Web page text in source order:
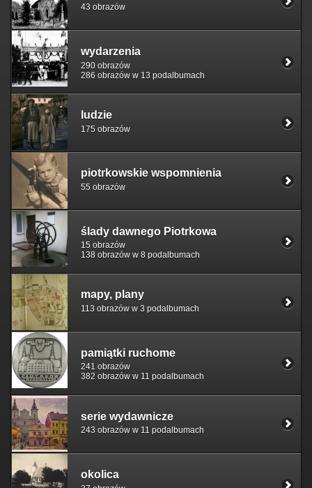
43 obrazów
wydarzenia
290 obrazów
286 obrazów w 13 podalbumach
ludzie
175 obrazów
piotrkowskie wspomnienia
55 obrazów
ślady dawnego Piotrkowa
15 obrazów
138 obrazów w 8 podalbumach
mapy, plany
113 obrazów w 3 podalbumach
pamiątki ruchome
241 obrazów
382 obrazów w 11 podalbumach
serie wydawnicze
243 obrazów w 11 podalbumach
okolica